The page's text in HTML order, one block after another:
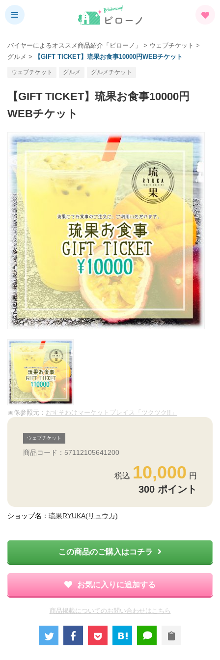
バイヤーによるオススメ商品紹介「ビローノ」 > ウェブチケット >
グルメ > 【GIFT TICKET】琉果お食事10000円WEBチケット
ウェブチケット グルメ グルメチケット
【GIFT TICKET】琉果お食事10000円
WEBチケット
画像参照元： おすそわけマーケットプレイス「ツクツク!!」
ウェブチケット
商品コード：57112105641200
10,000
300 ポイント
ショップ名： 琉果RYUKA(リュウカ)
この商品のご購入はコチラ
お気に入りに追加する
商品掲載についてのお問い合わせはこちら